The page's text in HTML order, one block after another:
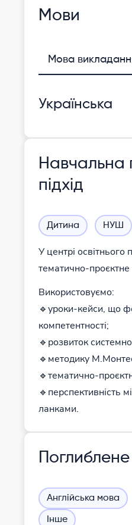
Мови
Мова
Українська
Навчальна
підхід
Дитина НУШ
У центрі освітнього
тематично-
Використовуємо:
🔹уроки-кейси, що
компетентності;
🔹розвиток
🔹методику
🔹тематично-
🔹перспективність
ланками.
Англійська мова
Інше